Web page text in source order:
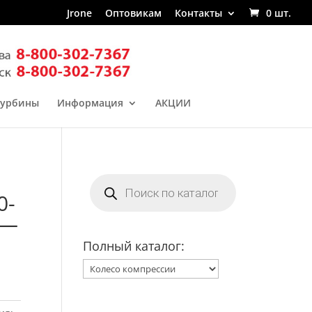
Jrone Оптовикам Контакты 0 шт.
Информация АКЦИИ
товаров
Полный каталог: